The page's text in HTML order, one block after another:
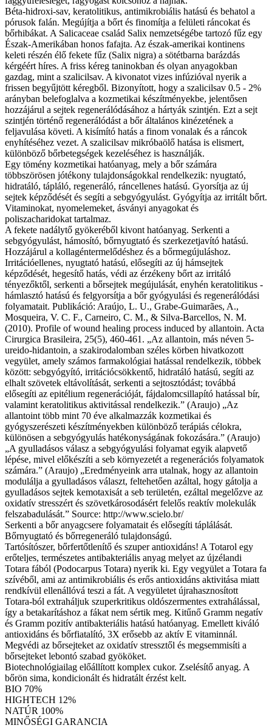
Béta-hidroxi-sav, keratolitikus, antimikrobiális hatású és behatol a
pórusok falán. Megújítja a bőrt és finomítja a felületi ráncokat és
bőrhibákat. A Salicaceae család Salix nemzetségébe tartozó fűz egy
Észak-Amerikában honos fafajta. Az észak-amerikai kontinens
keleti részén élő fekete fűz (Salix nigra) a sötétbarna barázdás
kérgéért híres. A friss kéreg taninokban és olyan anyagokban
gazdag, mint a szalicilsav. A kivonatot vizes infúzióval nyerik a
frissen begyűjtött kéregből. Bizonyított, hogy a szalicilsav 0.5 - 2%
arányban belefoglalva a kozmetikai készítményekbe, jelentősen
hozzájárul a sejtek regenerálódásához a hártyák szintjén. Ezt a sejt
szintjén történő regenerálódást a bőr általános kinézetének a
feljavulása követi. A kisímító hatás a finom vonalak és a ráncok
enyhítéséhez vezet. A szalicilsav mikróbaölő hatása is elismert,
különböző bőrbetegségek kezeléséhez is használják.
Egy tömény kozmetikai hatóanyag, mely a bőr számára
többszörösen jótékony tulajdonságokkal rendelkezik: nyugtató,
hidratáló, tápláló, regeneráló, ráncellenes hatású. Gyorsítja az új
sejtek képződését és segíti a sebgyógyulást. Gyógyítja az irritált bőrt.
Vitaminokat, nyomelemeket, ásványi anyagokat és
poliszacharidokat tartalmaz.
A fekete nadálytő gyökeréből kivont hatóanyag. Serkenti a
sebgyógyulást, hámosító, bőrnyugtató és szerkezetjavító hatású.
Hozzájárul a kollagéntermelődéshez és a bőrmegújuláshoz.
Irritációellenes, nyugtató hatású, elősegíti az új hámsejtek
képződését, hegesítő hatás, védi az érzékeny bőrt az irritáló
tényezőktől, serkenti a bőrsejtek megújulását, enyhén keratolitikus -
hámlasztó hatású és felgyorsítja a bőr gyógyulási és regenerálódási
folyamatait. Publikáció: Araújo, L. U., Grabe-Guimarães, A.,
Mosqueira, V. C. F., Carneiro, C. M., & Silva-Barcellos, N. M.
(2010). Profile of wound healing process induced by allantoin. Acta
Cirurgica Brasileira, 25(5), 460-461. „Az allantoin, más néven 5-
ureido-hidantoin, a szakirodalomban széles körben hivatkozott
vegyület, amely számos farmakológiai hatással rendelkezik, többek
között: sebgyógyító, irritációcsökkentő, hidratáló hatású, segíti az
elhalt szövetek eltávolítását, serkenti a sejtosztódást; továbbá
elősegíti az epitélium regenerációját, fájdalomcsillapító hatással bír,
valamint keratolitikus aktivitással rendelkezik.” (Araujo) „Az
allantoint több mint 70 éve alkalmazzák kozmetikai és
gyógyszerészeti készítményekben különböző terápiás célokra,
különösen a sebgyógyulás hatékonyságának fokozására.” (Araujo)
„A gyulladásos válasz a sebgyógyulási folyamat egyik alapvető
lépése, mivel előkészíti a seb környezetét a regenerációs folyamatok
számára.” (Araujo) „Eredményeink arra utalnak, hogy az allantoin
modulálja a gyulladásos választ, feltehetően azáltal, hogy gátolja a
gyulladásos sejtek kemotaxisát a seb területén, ezáltal megelőzve az
oxidatív stresszért és szövetkárosodásért felelős reaktív molekulák
felszabadulását.” Source: http://www.scielo.br/
Serkenti a bőr anyagcsere folyamatait és elősegíti táplálását.
Bőrnyugtató és bőrregeneráló tulajdonságú.
Tartósítószer, bőrfertőtlenítő és szuper antioxidáns! A Totarol egy
erőteljes, természetes antibakteriális anyag melyet az újzélandi
Totara fából (Podocarpus Totara) nyerik ki. Egy vegyület a Totara fa
szívéből, ami az antimikrobiális és erős antioxidáns aktivitása miatt
rendkívül ellenállóvá teszi a fát. A vegyületet újrahasznosított
Totara-ból extraháljuk szuperkritikus oldószermentes extrahálással,
így a betakarításhoz a fákat nem sértik meg. Kitűnő Gramm negatív
és Gramm pozitív antibakteriális hatású hatóanyag. Emellett kiváló
antioxidáns és bőrfiatalító, 3X erősebb az aktív E vitaminnál.
Megvédi az bőrsejteket az oxidatív stressztől és megsemmisíti a
bőrsejteket lebontó szabad gyököket.
Biotechnológiailag előállított komplex cukor. Zselésítő anyag. A
bőrön sima, kondicionált és hidratált érzést kelt.
BIO 70%
HIGHTECH 12%
NATÚR 100%
MINŐSÉGI GARANCIA